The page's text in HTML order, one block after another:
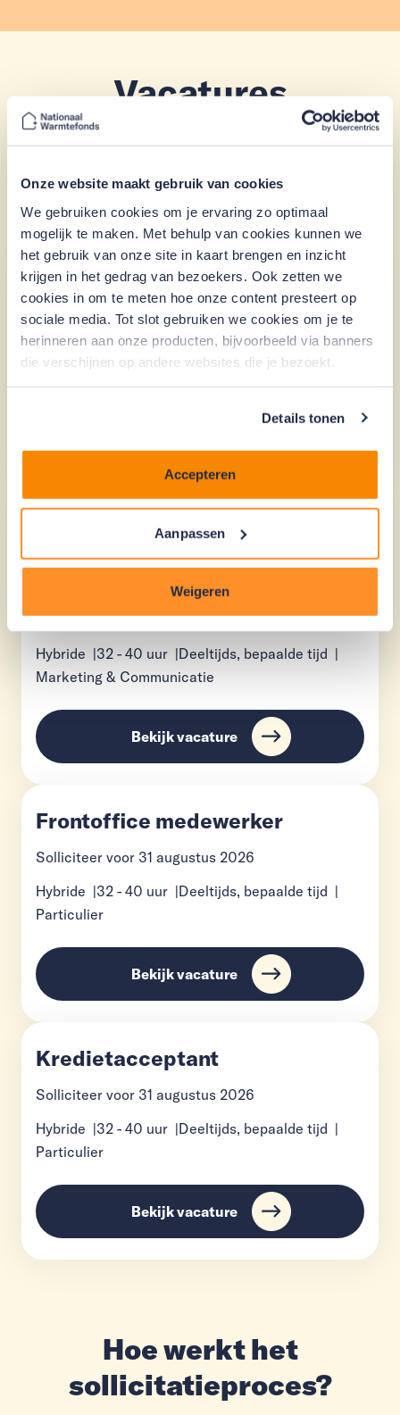
Onze website maakt gebruik van cookies
We gebruiken cookies om je ervaring zo optimaal
mogelijk te maken. Met behulp van cookies kunnen we
het gebruik van onze site in kaart brengen en inzicht
krijgen in het gedrag van bezoekers. Ook zetten we
cookies in om te meten hoe onze content presteert op
sociale media. Tot slot gebruiken we cookies om je te
herinneren aan onze producten, bijvoorbeeld via banners
die verschijnen op andere websites die je bezoekt.
Details tonen
Accepteren
Aanpassen
Weigeren
Vacatures
Marketing & Communicatie
Junior Kredietacceptant
Solliciteer voor 31 augustus 2026
Hybride
32 -40uur
Deeltijds, bepaalde tijd
Particulier
Interne Communicatie
Stagiair(e) (HBO) -
meewerkstage
Solliciteer voor 10 augustus 2026
Hybride
32 - 40 uur
Deeltijds, bepaalde tijd
Marketing & Communicatie
Bekijk vacature
Frontoffice medewerker
Solliciteer voor 31 augustus 2026
Hybride
32 - 40 uur
Deeltijds, bepaalde tijd
Particulier
Bekijk vacature
Kredietacceptant
Solliciteer voor 31 augustus 2026
Hybride
32 - 40 uur
Deeltijds, bepaalde tijd
Particulier
Bekijk vacature
Hoe werkt het
sollicitatieproces?